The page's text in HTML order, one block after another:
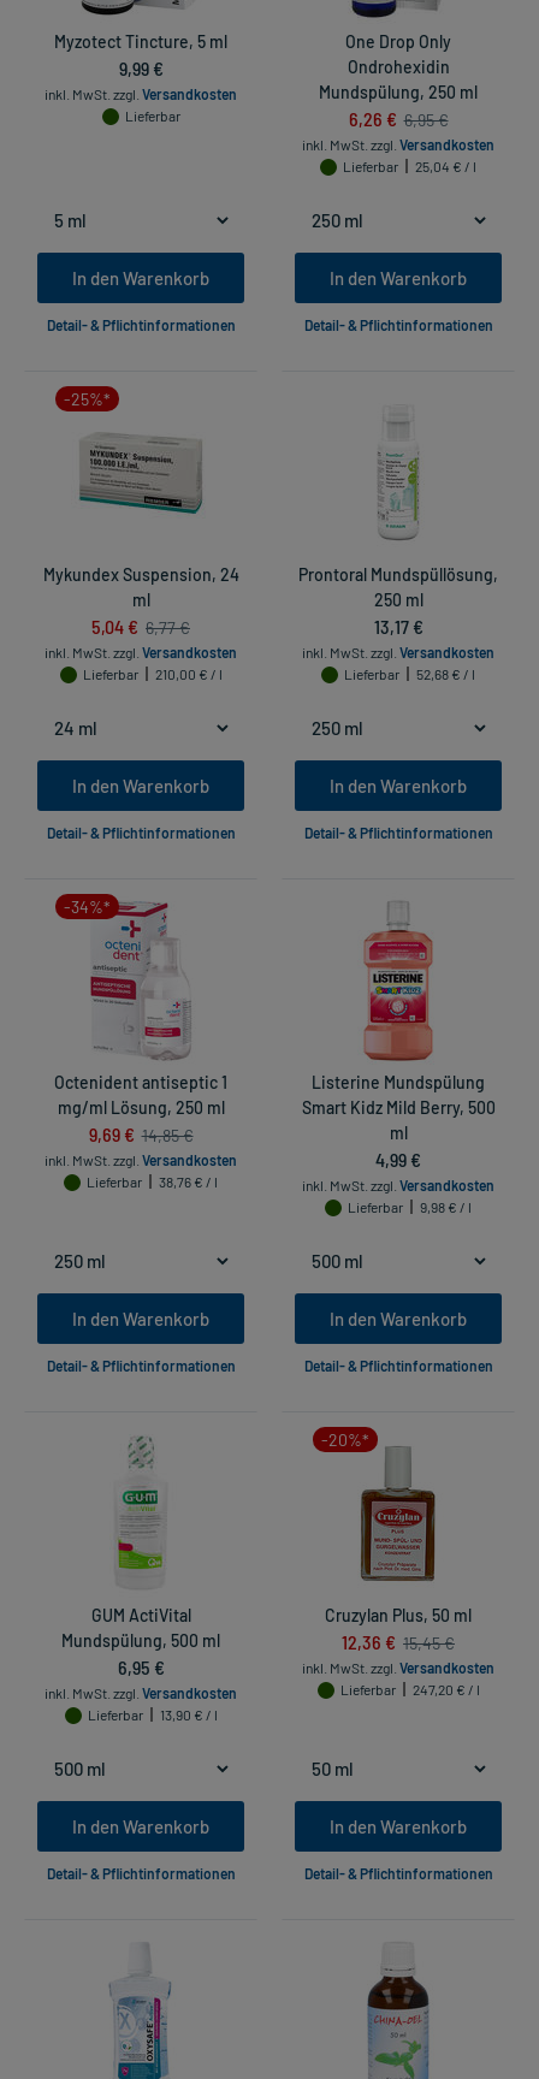
Myzotect Tincture, 5 ml
9,99 €
inkl. MwSt. zzgl. Versandkosten
Lieferbar
In den Warenkorb
Detail- & Pflichtinformationen
One Drop Only
Ondrohexidin
Mundspülung, 250 ml
6,26 € 6,95 €
inkl. MwSt. zzgl. Versandkosten
Lieferbar
25,04 € / l
In den Warenkorb
Detail- & Pflichtinformationen
-25%*
Mykundex Suspension, 24
ml
5,04 € 6,77 €
inkl. MwSt. zzgl. Versandkosten
Lieferbar
210,00 € / l
In den Warenkorb
Detail- & Pflichtinformationen
Prontoral Mundspüllösung,
250 ml
13,17 €
inkl. MwSt. zzgl. Versandkosten
Lieferbar
52,68 € / l
In den Warenkorb
Detail- & Pflichtinformationen
-34%*
Octenident antiseptic 1
mg/ml Lösung, 250 ml
9,69 € 14,85 €
inkl. MwSt. zzgl. Versandkosten
Lieferbar
38,76 € / l
In den Warenkorb
Detail- & Pflichtinformationen
Listerine Mundspülung
Smart Kidz Mild Berry, 500
ml
4,99 €
inkl. MwSt. zzgl. Versandkosten
Lieferbar
9,98 € / l
In den Warenkorb
Detail- & Pflichtinformationen
GUM ActiVital
Mundspülung, 500 ml
6,95 €
inkl. MwSt. zzgl. Versandkosten
Lieferbar
13,90 € / l
In den Warenkorb
Detail- & Pflichtinformationen
-20%*
Cruzylan Plus, 50 ml
12,36 € 15,45 €
inkl. MwSt. zzgl. Versandkosten
Lieferbar
247,20 € / l
In den Warenkorb
Detail- & Pflichtinformationen